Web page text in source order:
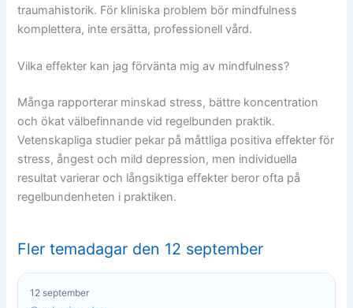
traumahistorik. För kliniska problem bör mindfulness
komplettera, inte ersätta, professionell vård.
Vilka effekter kan jag förvänta mig av mindfulness?
Många rapporterar minskad stress, bättre koncentration
och ökat välbefinnande vid regelbunden praktik.
Vetenskapliga studier pekar på måttliga positiva effekter för
stress, ångest och mild depression, men individuella
resultat varierar och långsiktiga effekter beror ofta på
regelbundenheten i praktiken.
Fler temadagar den 12 september
12 september